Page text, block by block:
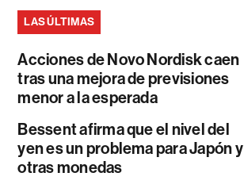
LAS ÚLTIMAS
Acciones de Novo Nordisk caen
tras una mejora de previsiones
menor a la esperada
Bessent afirma que el nivel del
yen es un problema para Japón y
otras monedas